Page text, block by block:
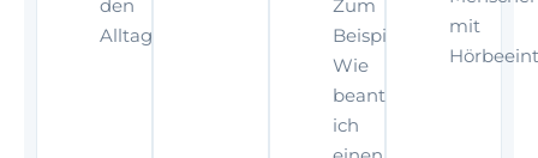
den
Alltag.
Zum
Beispiel:
Wie
beantrage
ich
mit